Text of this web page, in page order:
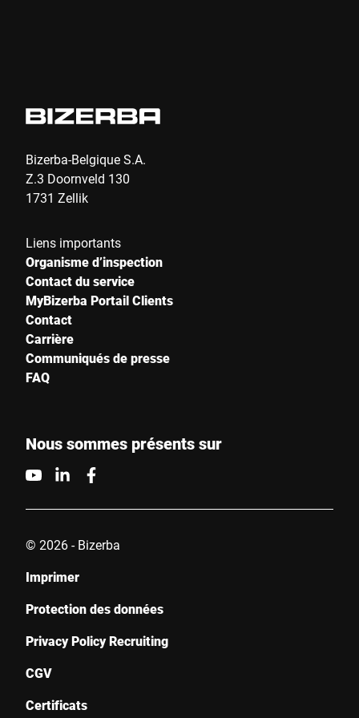
Bizerba-Belgique S.A.
Z.3 Doornveld 130
1731 Zellik
Liens importants
Organisme d’inspection
Contact du service
MyBizerba Portail Clients
Contact
Carrière
Communiqués de presse
FAQ
Nous sommes présents sur
© 2026 - Bizerba
Imprimer
Protection des données
Privacy Policy Recruiting
CGV
Certificats